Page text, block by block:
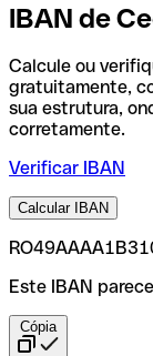
IBAN de
Calcule ou
gratuitamente,
sua estrutura,
corretamente.
Verificar IBAN
Calcular IBAN
Este IBAN
Cópia